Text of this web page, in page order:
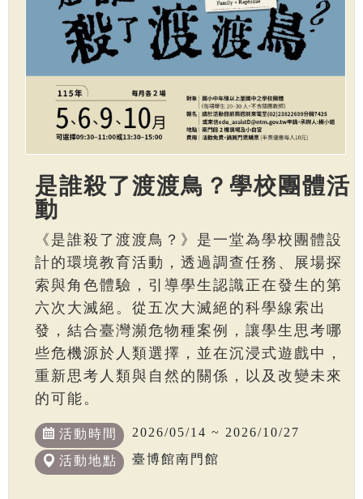
是誰殺了渡渡鳥？學校團體活
動
《是誰殺了渡渡鳥？》是一堂為學校團體設
計的環境教育活動，透過調查任務、展場探
索與角色體驗，引導學生認識正在發生的第
六次大滅絕。從五次大滅絕的科學線索出
發，結合臺灣瀕危物種案例，讓學生思考哪
些危機源於人類選擇，並在沉浸式遊戲中，
重新思考人類與自然的關係，以及改變未來
的可能。
活動時間 2026/05/14 ~ 2026/10/27
活動地點 臺博館南門館